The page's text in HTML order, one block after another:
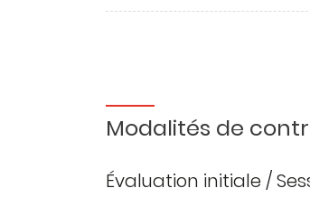
Modalités de
Évaluation initiale /